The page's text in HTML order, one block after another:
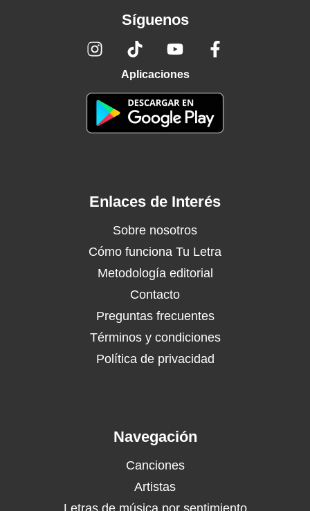
Síguenos
Aplicaciones
Enlaces de Interés
Sobre nosotros
Cómo funciona Tu Letra
Metodología editorial
Contacto
Preguntas frecuentes
Términos y condiciones
Política de privacidad
Navegación
Canciones
Artistas